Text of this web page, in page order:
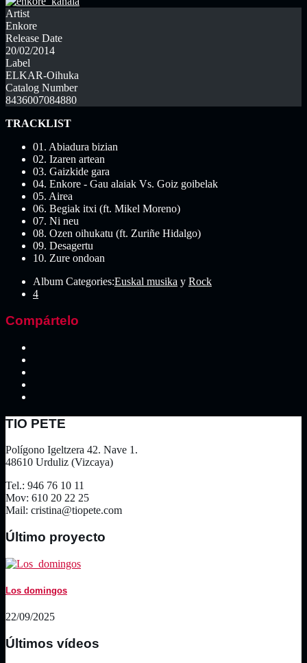
Artist
Enkore
Release Date
20/02/2014
Label
ELKAR-Oihuka
Catalog Number
8436007084880
TRACKLIST
01. Abiadura bizian
02. Izaren artean
03. Gaizkide gara
04. Enkore - Gau alaiak Vs. Goiz goibelak
05. Airea
06. Begiak itxi (ft. Mikel Moreno)
07. Ni neu
08. Ozen oihukatu (ft. Zuriñe Hidalgo)
09. Desagertu
10. Zure ondoan
Album Categories:Euskal musika y Rock
4
Compártelo
TIO PETE
Polígono Igeltzera 42. Nave 1.
48610 Urduliz (Vizcaya)
Tel.: 946 76 10 11
Mov: 610 20 22 25
Mail: cristina@tiopete.com
Último proyecto
Los domingos
22/09/2025
Últimos vídeos